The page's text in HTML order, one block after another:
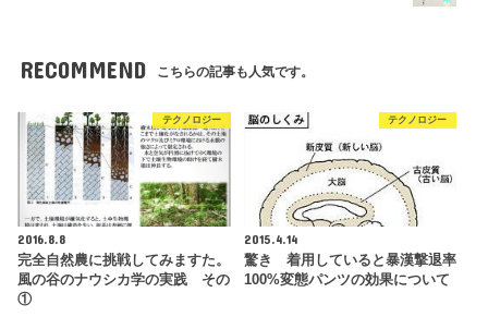
RECOMMEND こちらの記事も人気です。
テクノロジー
2016.8.8
完全自然農に挑戦してみますた。
風の谷のナウシカ学の実践 その
①
テクノロジー
2015.4.14
驚き 着用していると暴漢撃退率
100%変態パンツの効果について